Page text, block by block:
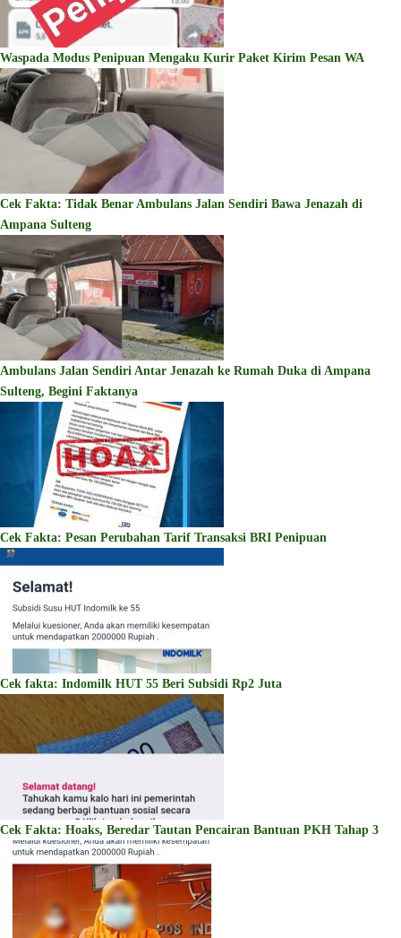
Waspada Modus Penipuan Mengaku Kurir Paket Kirim Pesan WA
Cek Fakta: Tidak Benar Ambulans Jalan Sendiri Bawa Jenazah di
Ampana Sulteng
Ambulans Jalan Sendiri Antar Jenazah ke Rumah Duka di Ampana
Sulteng, Begini Faktanya
Cek Fakta: Pesan Perubahan Tarif Transaksi BRI Penipuan
Cek fakta: Indomilk HUT 55 Beri Subsidi Rp2 Juta
Cek Fakta: Hoaks, Beredar Tautan Pencairan Bantuan PKH Tahap 3